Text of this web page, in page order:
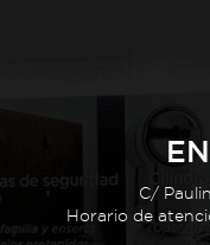
C/
Horario de